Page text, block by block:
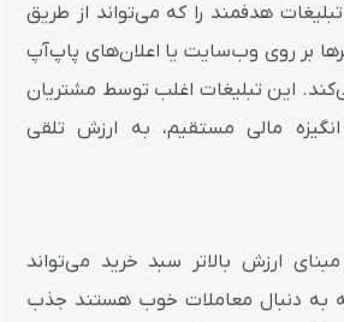
هدفمند را که می‌تواند از طریق
بر روی وب‌سایت یا اعلان‌های پاپ‌آپ
این تبلیغات اغلب توسط مشتریان
مالی مستقیم، به ارزش تلقی
ارزش بالاتر سبد خرید می‌تواند
به دنبال معاملات خوب هستند جذب